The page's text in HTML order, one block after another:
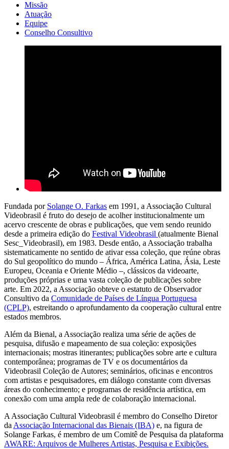
Missão
Atuação
Equipe
Conselho Consultivo
Fundada por Solange O. Farkas em 1991, a Associação Cultural
Videobrasil é fruto do desejo de acolher institucionalmente um
acervo crescente de obras e publicações, que vem sendo reunido
desde a primeira edição do Festival Videobrasil (atualmente Bienal
Sesc_Videobrasil), em 1983. Desde então, a Associação trabalha
sistematicamente no sentido de ativar essa coleção, que reúne obras
do Sul geopolítico do mundo – África, América Latina, Ásia, Leste
Europeu, Oceania e Oriente Médio –, clássicos da videoarte,
produções próprias e uma vasta coleção de publicações sobre
arte. Em 2022, a Associação obteve o estatuto de Observador
Consultivo da Comunidade de Países de Língua Portuguesa
(CPLP), estreitando o aprofundamento da cooperação cultural entre
estados membros.
Além da Bienal, a Associação realiza uma série de ações de
pesquisa, difusão e mapeamento de sua coleção: exposições
internacionais; mostras itinerantes; publicações sobre arte e cultura
contemporânea; programas de TV e os documentários da
Videobrasil Coleção de Autores; seminários, oficinas e encontros
com artistas e pesquisadores, em diálogo constante com diversas
áreas do conhecimento; e programas de residência artística, em
conexão com uma ampla rede de colaboração internacional.
A Associação Cultural Videobrasil é membro do Conselho Diretor
da Associação Internacional das Bienais (IBA) e, na figura de
Solange Farkas, é membro de um Comitê de Pesquisa da plataforma
AWARE: Arquivos de Mulheres Artistas, Pesquisa e Exibições.